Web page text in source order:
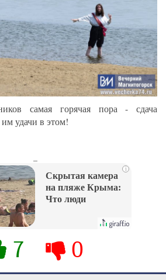
самая горячая пора - сдача
удачи в этом!
i
Скрытая камера
на пляже Крыма:
Что люди
их не видят...
7 0